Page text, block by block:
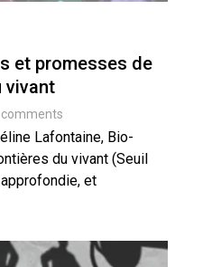
et promesses de
vivant
comments
Lafontaine, Bio-
du vivant (Seuil
et